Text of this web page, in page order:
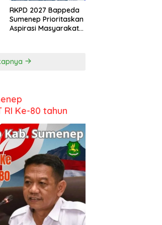
RKPD 2027 Bappeda
Sumenep Prioritaskan
Aspirasi Masyarakat
RI Ke-80 tahun